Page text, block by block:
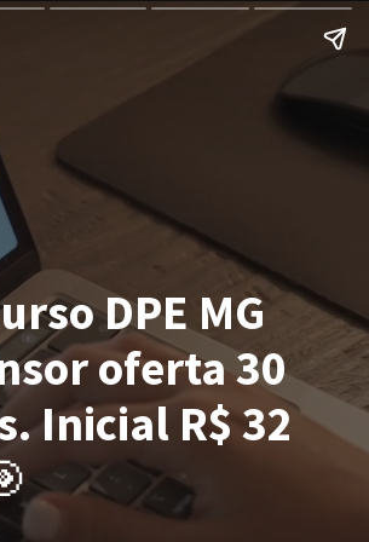
DPE MG
oferta 30
Inicial R$ 32